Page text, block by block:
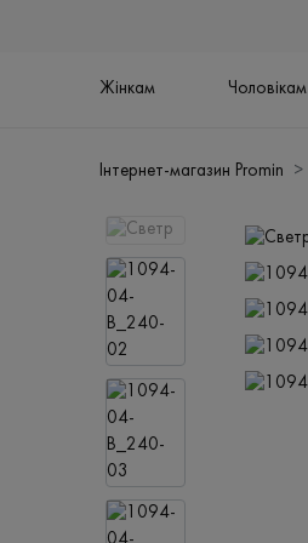
Жінкам Чоловікам
Інтернет-магазин Promin